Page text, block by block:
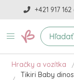
+421 917
Hračky a vozítka
Tikiri Baby